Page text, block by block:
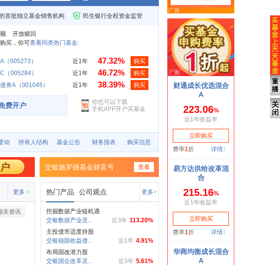
首批独立基金销售机构 民生银行全程资金监管
开放赎回
买，你可查看同类热门基金:
（005273） 近1年 47.32%
购买
（005284）
近1年 46.72%
购买
券A（001045）
近1年 38.39% 购买
费开户
你也可以下载
手机APP开户买基金
动 持有人结构 基金公告 财务报表 购买信息
交银施罗德基金财富号 查看
更多 >
关资讯
热门产品 公司观点 更多>
挖掘数据产业链机遇
113.20%
近3年
交银数据产业灵...
主投债市适度持股
4.91%
近1年
交银稳固收益债...
布局国改潜力股
5.61%
近3年
交银国企改革灵...